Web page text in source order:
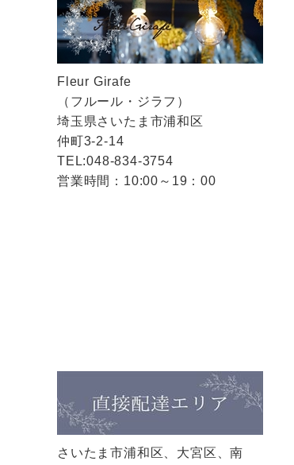
Fleur Girafe
（フルール・ジラフ）
埼玉県さいたま市浦和区
仲町3-2-14
TEL:048-834-3754
営業時間：10:00～19：00
さいたま市浦和区、大宮区、南